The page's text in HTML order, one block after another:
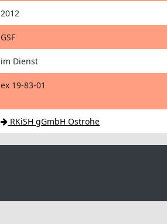
2012
GSF
im Dienst
ex 19-83-01
RKiSH gGmbH Ostrohe